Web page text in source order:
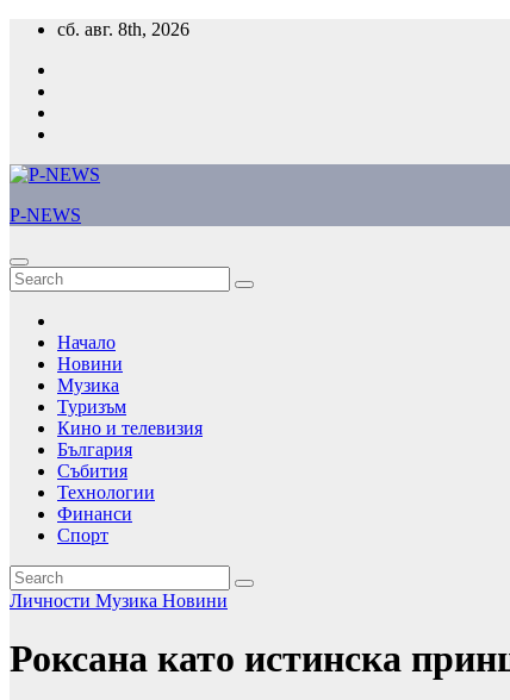
Skip
content
сб. авг. 8th, 2026
P-NEWS
Начало
Новини
Музика
Туризъм
Кино и телевизия
България
Събития
Технологии
Финанси
Спорт
Личности Музика Новини
Роксана като истинска